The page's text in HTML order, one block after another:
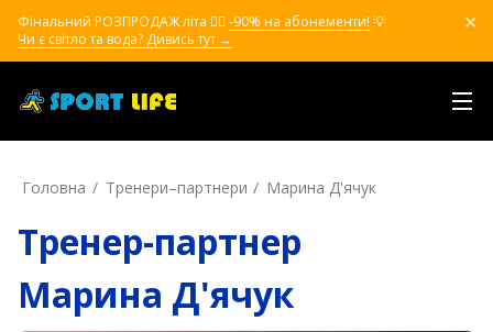
Фінальний РОЗПРОДАЖ літа ❤️‍🔥 -90% на абонементи! 💡
Чи є світло та вода? Дивись тут →
Головна Тренери–партнери Марина Д'ячук
Тренер-партнер
Марина Д'ячук